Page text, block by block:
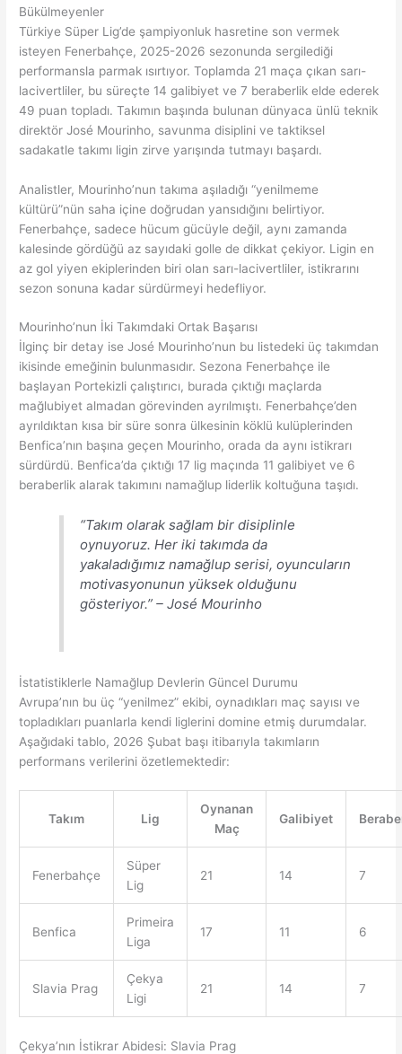
Bükülmeyenler
Türkiye Süper Lig’de şampiyonluk hasretine son vermek
isteyen Fenerbahçe, 2025-2026 sezonunda sergilediği
performansla parmak ısırtıyor. Toplamda 21 maça çıkan sarı-
lacivertliler, bu süreçte 14 galibiyet ve 7 beraberlik elde ederek
49 puan topladı. Takımın başında bulunan dünyaca ünlü teknik
direktör José Mourinho, savunma disiplini ve taktiksel
sadakatle takımı ligin zirve yarışında tutmayı başardı.
Analistler, Mourinho’nun takıma aşıladığı “yenilmeme
kültürü”nün saha içine doğrudan yansıdığını belirtiyor.
Fenerbahçe, sadece hücum gücüyle değil, aynı zamanda
kalesinde gördüğü az sayıdaki golle de dikkat çekiyor. Ligin en
az gol yiyen ekiplerinden biri olan sarı-lacivertliler, istikrarını
sezon sonuna kadar sürdürmeyi hedefliyor.
Mourinho’nun İki Takımdaki Ortak Başarısı
İlginç bir detay ise José Mourinho’nun bu listedeki üç takımdan
ikisinde emeğinin bulunmasıdır. Sezona Fenerbahçe ile
başlayan Portekizli çalıştırıcı, burada çıktığı maçlarda
mağlubiyet almadan görevinden ayrılmıştı. Fenerbahçe’den
ayrıldıktan kısa bir süre sonra ülkesinin köklü kulüplerinden
Benfica’nın başına geçen Mourinho, orada da aynı istikrarı
sürdürdü. Benfica’da çıktığı 17 lig maçında 11 galibiyet ve 6
beraberlik alarak takımını namağlup liderlik koltuğuna taşıdı.
“Takım olarak sağlam bir disiplinle
oynuyoruz. Her iki takımda da
yakaladığımız namağlup serisi, oyuncuların
motivasyonunun yüksek olduğunu
gösteriyor.” – José Mourinho
İstatistiklerle Namağlup Devlerin Güncel Durumu
Avrupa’nın bu üç “yenilmez” ekibi, oynadıkları maç sayısı ve
topladıkları puanlarla kendi liglerini domine etmiş durumdalar.
Aşağıdaki tablo, 2026 Şubat başı itibarıyla takımların
performans verilerini özetlemektedir:
Takım Lig
Oynanan
Maç
Galibiyet
Fenerbahçe
Süper
Lig
21 14 7
Benfica
Primeira
Liga
17 11 6
Slavia Prag
Çekya
Ligi
21 14 7
Çekya’nın İstikrar Abidesi: Slavia Prag